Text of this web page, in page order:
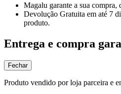
Magalu garante a sua compra,
Devolução Gratuita em até 7
produto.
Entrega e compra
Fechar
Produto vendido por loja parceira e